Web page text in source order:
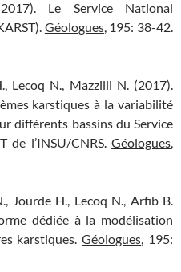
Le Service National
Géologues, 195: 38-42.
Lecoq N., Mazzilli N. (2017).
karstiques à la variabilité
différents bassins du Service
de l’INSU/CNRS. Géologues,
Jourde H., Lecoq N., Arfib B.
dédiée à la modélisation
karstiques.Géologues, 195: